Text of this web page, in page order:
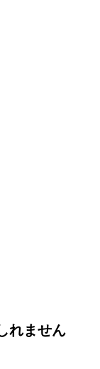
れません